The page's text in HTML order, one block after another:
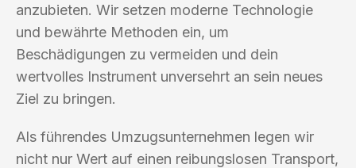
anzubieten. Wir setzen moderne Technologie
und bewährte Methoden ein, um
Beschädigungen zu vermeiden und dein
wertvolles Instrument unversehrt an sein neues
Ziel zu bringen.
Als führendes Umzugsunternehmen legen wir
nicht nur Wert auf einen reibungslosen Transport,